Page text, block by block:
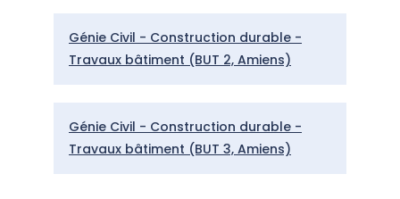
Génie Civil - Construction durable -
Travaux bâtiment (BUT 2, Amiens)
Génie Civil - Construction durable -
Travaux bâtiment (BUT 3, Amiens)